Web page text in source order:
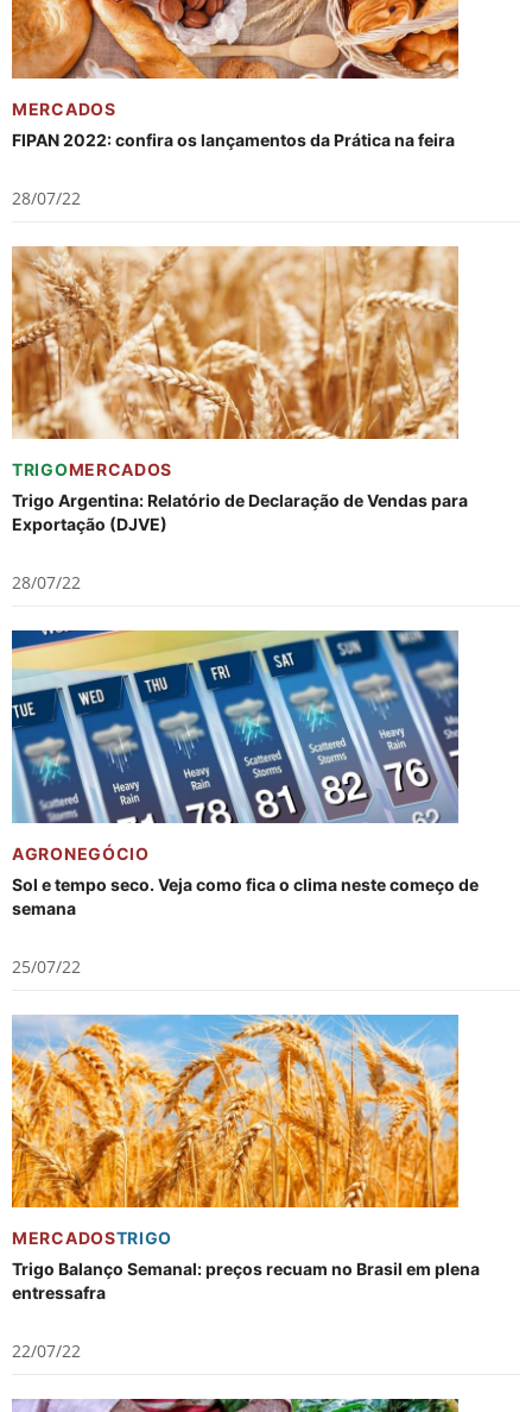
MERCADOS
FIPAN 2022: confira os lançamentos da Prática na feira
28/07/22
TRIGOMERCADOS
Trigo Argentina: Relatório de Declaração de Vendas para
Exportação (DJVE)
28/07/22
AGRONEGÓCIO
Sol e tempo seco. Veja como fica o clima neste começo de
semana
25/07/22
MERCADOSTRIGO
Trigo Balanço Semanal: preços recuam no Brasil em plena
entressafra
22/07/22